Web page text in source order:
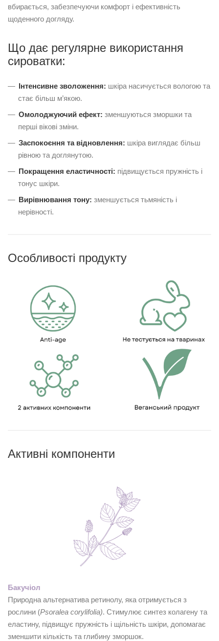
вбирається, забезпечуючи комфорт і ефективність
щоденного догляду.
Що дає регулярне використання
сироватки:
Інтенсивне зволоження: шкіра насичується вологою та
стає більш м’якою.
Омолоджуючий ефект: зменшуються зморшки та
перші вікові зміни.
Заспокоєння та відновлення: шкіра виглядає більш
рівною та доглянутою.
Покращення еластичності: підвищується пружність і
тонус шкіри.
Вирівнювання тону: зменшується тьмяність і
нерівності.
Особливості продукту
Активні компоненти
Бакучіол
Природна альтернатива ретинолу, яка отримується з
рослини (Psoralea corylifolia). Стимулює синтез колагену та
еластину, підвищує пружність і щільність шкіри, допомагає
зменшити кількість та глибину зморшок.